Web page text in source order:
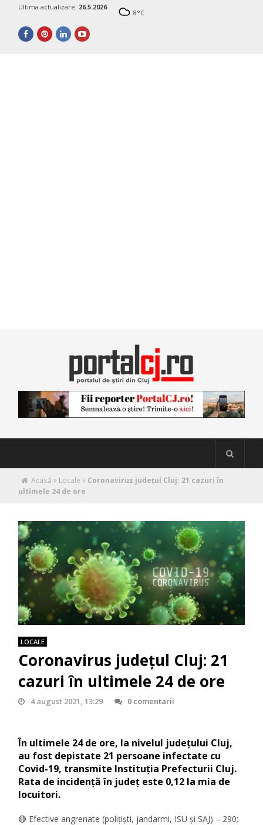
Ultima actualizare: 26.5.2026
8°C
Acasă » Locale » Coronavirus județul Cluj: 21 cazuri în
ultimele 24 de ore
LOCALE
Coronavirus județul Cluj: 21
cazuri în ultimele 24 de ore
4 august 2021, 13:29 0 comentarii
În ultimele 24 de ore, la nivelul județului Cluj,
au fost depistate 21 persoane infectate cu
Covid-19, transmite Instituția Prefecturii Cluj.
Rata de incidență în județ este 0,12 la mia de
locuitori.
🔴 Efective angrenate (polițiști, jandarmi, ISU și SAJ) – 290;